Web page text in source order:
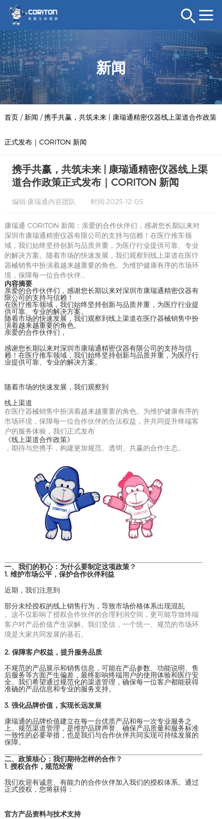
新闻
首页/ 新闻 /携手共赢，共筑未来 | 康瑞通精密仪器线上渠道合作政策
正式发布｜CORITON 新闻
携手共赢，共筑未来 | 康瑞通精密仪器线上渠
道合作政策正式发布｜CORITON 新闻
编辑:康瑞通内容团队 时间:2025-12-05
康瑞通 CORITON 新闻：亲爱的合作伙伴们，感谢您长期以来对
深圳市康瑞通精密仪器有限公司的支持与信赖！在医疗推车领
域，我们始终坚持创新与品质并重，为医疗行业提供可靠、专业
的解决方案。随着市场的快速发展，我们观察到线上渠道在医疗
器械销售中扮演着越来越重要的角色。为维护健康有序的市场环
境，保障每一位合作伙伴…
内容摘要
亲爱的合作伙伴们，感谢您长期以来对深圳市康瑞通精密仪器有
限公司的支持与信赖！
在医疗推车领域，我们始终坚持创新与品质并重，为医疗行业提
供可靠、专业的解决方案。
随着市场的快速发展，我们观察到线上渠道在医疗器械销售中扮
演着越来越重要的角色。
亲爱的合作伙伴们，
感谢您长期以来对深圳市康瑞通精密仪器有限公司的支持与信
赖！在医疗推车领域，我们始终坚持创新与品质并重，为医疗行
业提供可靠、专业的解决方案。
随着市场的快速发展，我们观察到
线上渠道
在医疗器械销售中扮演着越来越重要的角色。为维护健康有序的
市场环境，保障每一位合作伙伴的合法权益，并共同提升终端客
户的服务体验，我们正式发布
《线上渠道合作政策》
，期待与您携手，构建更加规范、透明、共赢的合作生态。
一、我们的初心：为什么要制定这项政策？
1. 维护市场公平，保护合作伙伴利益
近期，我们注意到
部分未经授权的线上销售行为，导致市场价格体系出现混乱
。这不仅影响了授权合作伙伴的合理利润空间，更可能导致终端
客户对产品价值产生误解。我们坚信，一个统一、规范的市场环
境是大家共同发展的基石。
2. 保障客户权益，提升服务品质
不规范的产品展示和销售信息，可能在产品参数、功能说明、售
后服务等方面产生偏差，最终影响终端用户的使用体验和医疗安
全。我们希望通过规范化的渠道管理，确保每一位客户都能获得
准确的产品信息和专业的服务支持。
3. 强化品牌价值，实现长远发展
康瑞通的品牌价值建立在每一台优质产品和每一次专业服务之
上。规范渠道管理，是维护品牌声誉、确保产品质量和服务标准
一致性的必要举措，也是我们与合作伙伴共同实现可持续发展的
保障。
二、政策核心：我们期待怎样的合作？
1. 授权合作，规范经营
我们欢迎有诚意、有能力的合作伙伴加入我们的授权体系。通过
正式授权，您将获得：
官方产品资料与技术支持